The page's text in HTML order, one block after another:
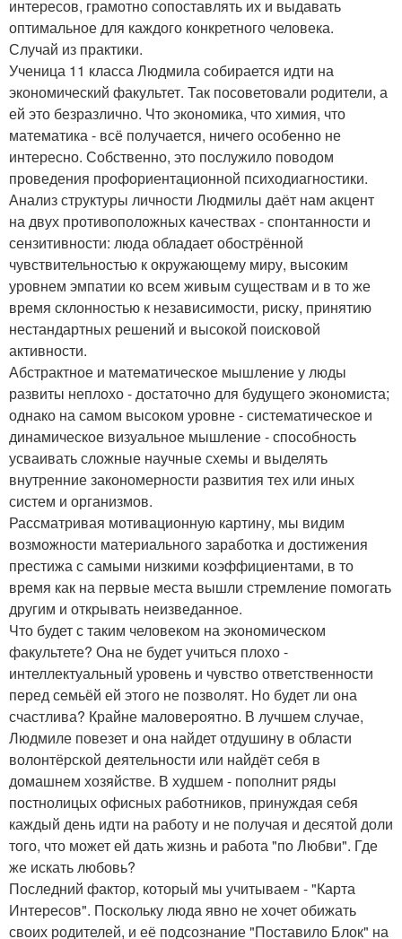
интересов, грамотно сопоставлять их и выдавать
оптимальное для каждого конкретного человека.
Случай из практики.
Ученица 11 класса Людмила собирается идти на
экономический факультет. Так посоветовали родители, а
ей это безразлично. Что экономика, что химия, что
математика - всё получается, ничего особенно не
интересно. Собственно, это послужило поводом
проведения профориентационной психодиагностики.
Анализ структуры личности Людмилы даёт нам акцент
на двух противоположных качествах - спонтанности и
сензитивности: люда обладает обострённой
чувствительностью к окружающему миру, высоким
уровнем эмпатии ко всем живым существам и в то же
время склонностью к независимости, риску, принятию
нестандартных решений и высокой поисковой
активности.
Абстрактное и математическое мышление у люды
развиты неплохо - достаточно для будущего экономиста;
однако на самом высоком уровне - систематическое и
динамическое визуальное мышление - способность
усваивать сложные научные схемы и выделять
внутренние закономерности развития тех или иных
систем и организмов.
Рассматривая мотивационную картину, мы видим
возможности материального заработка и достижения
престижа с самыми низкими коэффициентами, в то
время как на первые места вышли стремление помогать
другим и открывать неизведанное.
Что будет с таким человеком на экономическом
факультете? Она не будет учиться плохо -
интеллектуальный уровень и чувство ответственности
перед семьёй ей этого не позволят. Но будет ли она
счастлива? Крайне маловероятно. В лучшем случае,
Людмиле повезет и она найдет отдушину в области
волонтёрской деятельности или найдёт себя в
домашнем хозяйстве. В худшем - пополнит ряды
постнолицых офисных работников, принуждая себя
каждый день идти на работу и не получая и десятой доли
того, что может ей дать жизнь и работа "по Любви". Где
же искать любовь?
Последний фактор, который мы учитываем - "Карта
Интересов". Поскольку люда явно не хочет обижать
своих родителей, и её подсознание "Поставило Блок" на